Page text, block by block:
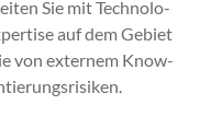
Sie mit Tech­nolo­
auf dem Gebi­et
von externem Know-